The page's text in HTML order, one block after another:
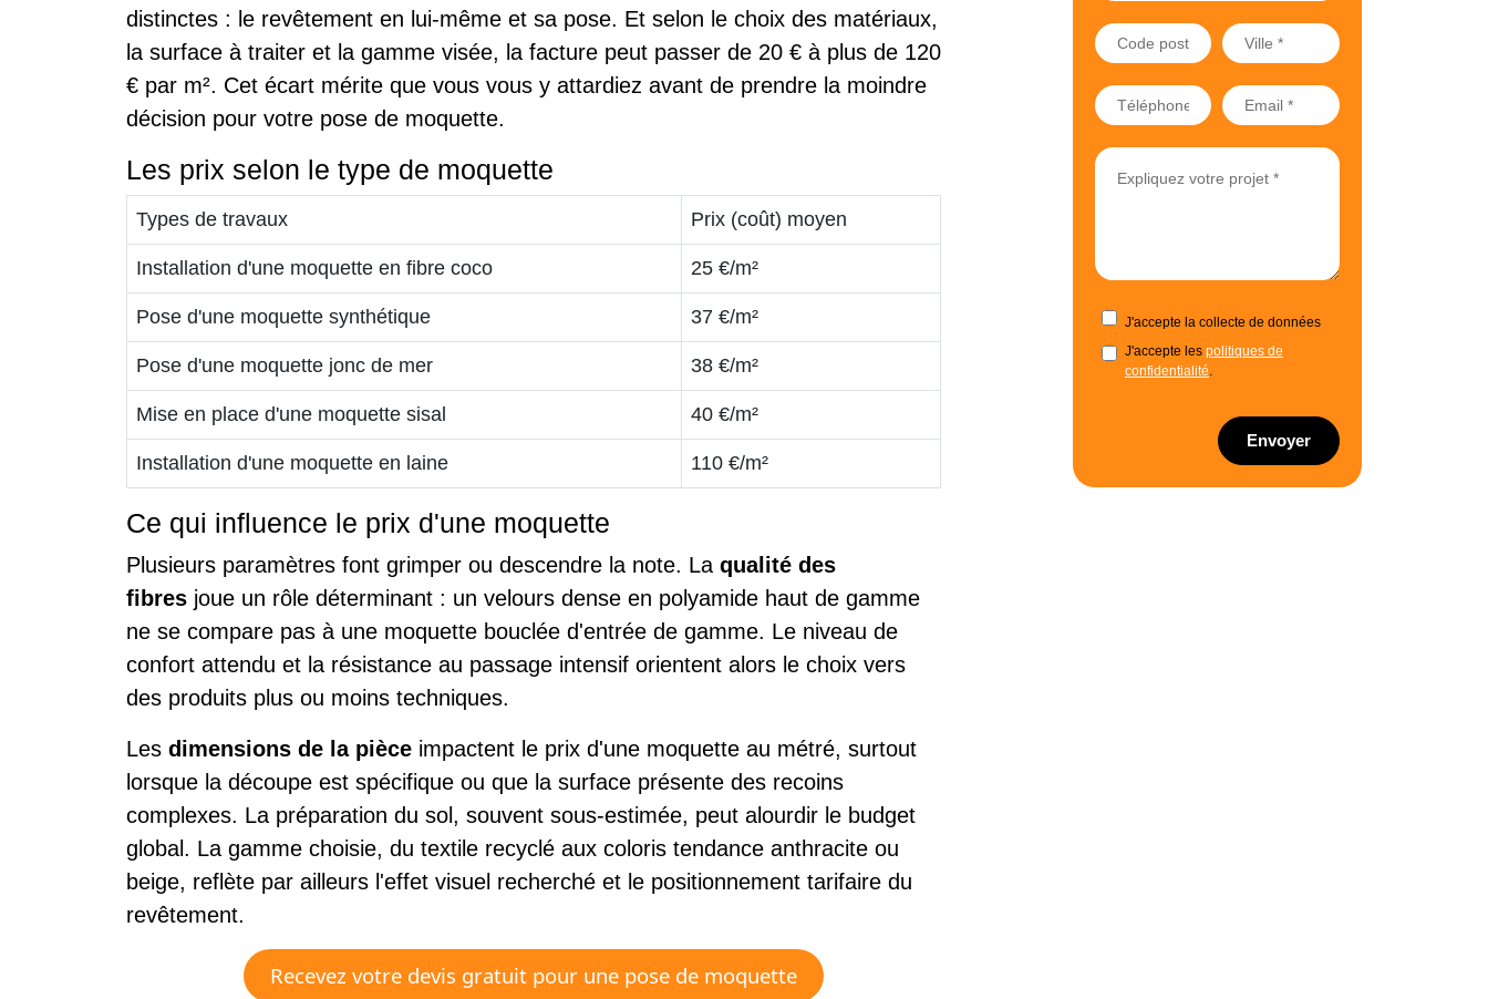
distinctes : le revêtement en lui-même et sa pose. Et selon le choix des matériaux,
la surface à traiter et la gamme visée, la facture peut passer de 20 € à plus de 120
€ par m². Cet écart mérite que vous vous y attardiez avant de prendre la moindre
décision pour votre pose de moquette.
Les prix selon le type de moquette
Types de travaux Prix (coût) moyen
Installation d'une moquette en fibre coco 25 €/m²
Pose d'une moquette synthétique 37 €/m²
Pose d'une moquette jonc de mer 38 €/m²
Mise en place d'une moquette sisal 40 €/m²
Installation d'une moquette en laine 110 €/m²
Ce qui influence le prix d'une moquette
Plusieurs paramètres font grimper ou descendre la note. La qualité des
fibres joue un rôle déterminant : un velours dense en polyamide haut de gamme
ne se compare pas à une moquette bouclée d'entrée de gamme. Le niveau de
confort attendu et la résistance au passage intensif orientent alors le choix vers
des produits plus ou moins techniques.
Les dimensions de la pièce impactent le prix d'une moquette au métré, surtout
lorsque la découpe est spécifique ou que la surface présente des recoins
complexes. La préparation du sol, souvent sous-estimée, peut alourdir le budget
global. La gamme choisie, du textile recyclé aux coloris tendance anthracite ou
beige, reflète par ailleurs l'effet visuel recherché et le positionnement tarifaire du
revêtement.
Recevez votre devis gratuit pour une pose de moquette
J'accepte la collecte de données
J'accepte les politiques de
confidentialité.
Envoyer